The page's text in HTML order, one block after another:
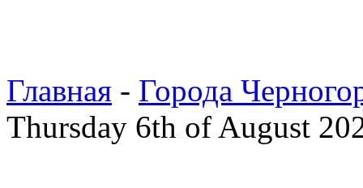
Главная - Города
Thursday 6th of August